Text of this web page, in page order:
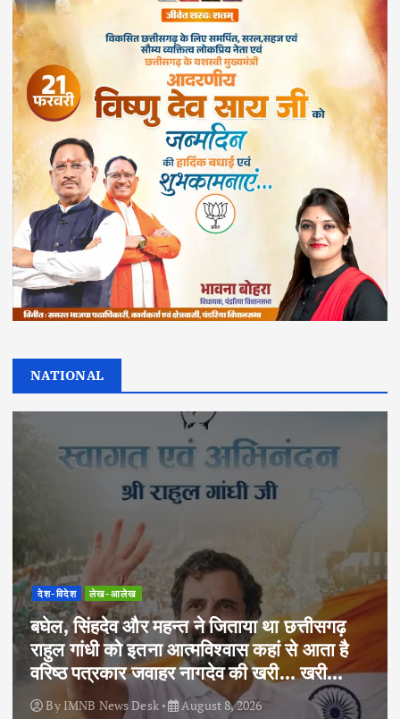
NATIONAL
देश-विदेश लेख-आलेख
बघेल, सिंहदेव और महन्त ने जिताया था छत्तीसगढ़
राहुल गांधी को इतना आत्मविश्वास कहां से आता है
वरिष्ठ पत्रकार जवाहर नागदेव की खरी… खरी…
ByIMNB News Desk August 8, 2026